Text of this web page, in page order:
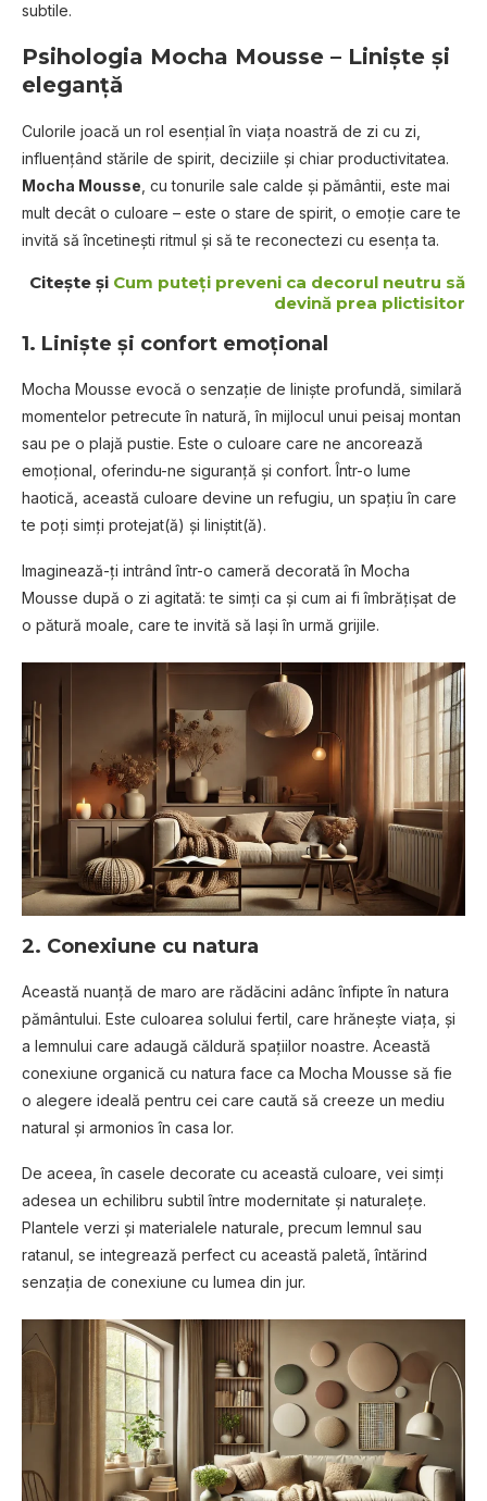
subtile.
Psihologia Mocha Mousse – Liniște și
eleganță
Culorile joacă un rol esențial în viața noastră de zi cu zi,
influențând stările de spirit, deciziile și chiar productivitatea.
Mocha Mousse , cu tonurile sale calde și pământii, este mai
mult decât o culoare – este o stare de spirit, o emoție care te
invită să încetinești ritmul și să te reconectezi cu esența ta.
Citește și Cum puteți preveni ca decorul neutru să
devină prea plictisitor
1. Liniște și confort emoțional
Mocha Mousse evocă o senzație de liniște profundă, similară
momentelor petrecute în natură, în mijlocul unui peisaj montan
sau pe o plajă pustie. Este o culoare care ne ancorează
emoțional, oferindu-ne siguranță și confort. Într-o lume
haotică, această culoare devine un refugiu, un spațiu în care
te poți simți protejat(ă) și liniștit(ă).
Imaginează-ți intrând într-o cameră decorată în Mocha
Mousse după o zi agitată: te simți ca și cum ai fi îmbrățișat de
o pătură moale, care te invită să lași în urmă grijile.
2. Conexiune cu natura
Această nuanță de maro are rădăcini adânc înfipte în natura
pământului. Este culoarea solului fertil, care hrănește viața, și
a lemnului care adaugă căldură spațiilor noastre. Această
conexiune organică cu natura face ca Mocha Mousse să fie
o alegere ideală pentru cei care caută să creeze un mediu
natural și armonios în casa lor.
De aceea, în casele decorate cu această culoare, vei simți
adesea un echilibru subtil între modernitate și naturalețe.
Plantele verzi și materialele naturale, precum lemnul sau
ratanul, se integrează perfect cu această paletă, întărind
senzația de conexiune cu lumea din jur.